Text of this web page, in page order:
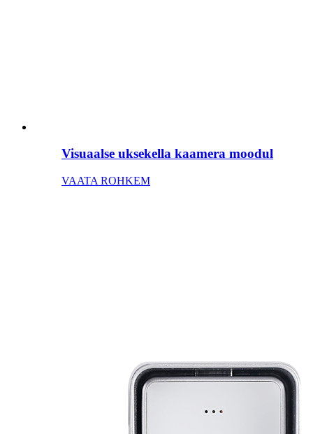
Visuaalse uksekella kaamera moodul
VAATA ROHKEM